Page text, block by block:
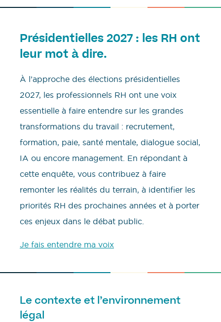
Présidentielles 2027 : les RH ont
leur mot à dire.
À l’approche des élections présidentielles
2027, les professionnels RH ont une voix
essentielle à faire entendre sur les grandes
transformations du travail : recrutement,
formation, paie, santé mentale, dialogue social,
IA ou encore management. En répondant à
cette enquête, vous contribuez à faire
remonter les réalités du terrain, à identifier les
priorités RH des prochaines années et à porter
ces enjeux dans le débat public.
Je fais entendre ma voix
Le contexte et l’environnement
légal